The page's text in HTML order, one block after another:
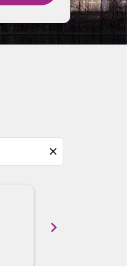
close
chevron_right